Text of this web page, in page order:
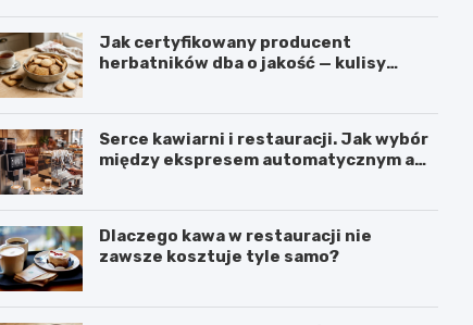
Jak certyfikowany producent
herbatników dba o jakość — kulisy
Serce kawiarni i restauracji. Jak wybór
między ekspresem automatycznym a
Dlaczego kawa w restauracji nie
zawsze kosztuje tyle samo?